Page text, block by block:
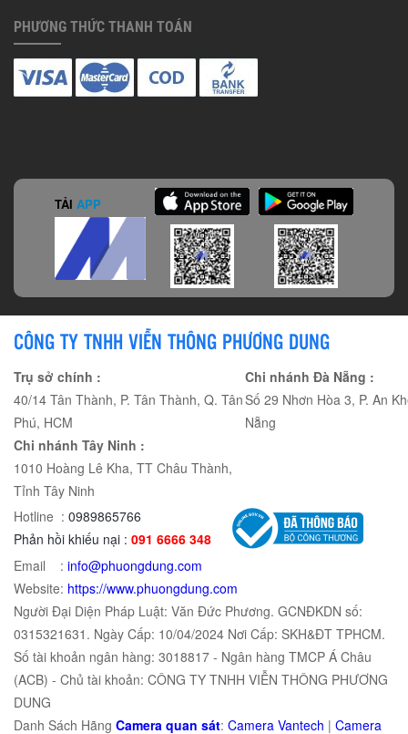
PHƯƠNG THỨC THANH TOÁN
TẢI APP
CÔNG TY TNHH VIỄN THÔNG PHƯƠNG DUNG
Trụ sở chính :
40/14 Tân Thành, P. Tân Thành, Q. Tân
Phú, HCM
Chi nhánh Đà Nẵng :
Số 29 Nhơn Hòa 3, P. An
Nẵng
Chi nhánh Tây Ninh :
1010 Hoàng Lê Kha, TT Châu Thành,
Tỉnh Tây Ninh
Hotline : 0989865766
Phản hồi khiếu nại : 091 6666 348
Email : info@phuongdung.com
Website: https://www.phuongdung.com
Người Đại Diện Pháp Luật: Văn Đức Phương. GCNĐKDN số:
0315321631. Ngày Cấp: 10/04/2024 Nơi Cấp: SKH&ĐT TPHCM.
Số tài khoản ngân hàng: 3018817 - Ngân hàng TMCP Á Châu
(ACB) - Chủ tài khoản: CÔNG TY TNHH VIỄN THÔNG PHƯƠNG
DUNG
Danh Sách Hãng Camera quan sát: Camera Vantech | Camera